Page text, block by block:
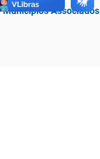
Associados